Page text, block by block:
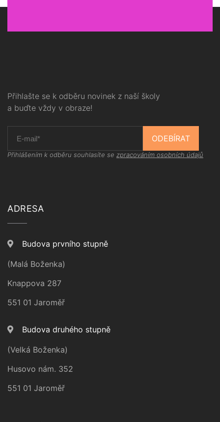
Přihlašte se k odběru novinek z naší školy
a buďte vždy v obraze!
ODEBÍRAT
Přihlášením k odběru souhlasíte se zpracováním osobních údajů
ADRESA
Budova prvního stupně
(Malá Boženka)
Knappova 287
551 01 Jaroměř
Budova druhého stupně
(Velká Boženka)
Husovo nám. 352
551 01 Jaroměř